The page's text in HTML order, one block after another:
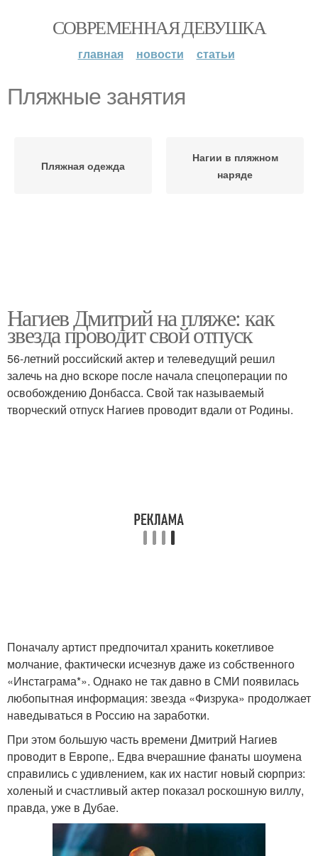
СОВРЕМЕННАЯ ДЕВУШКА
главная новости статьи
Пляжные занятия
Пляжная одежда
Нагии в пляжном
наряде
Нагиев Дмитрий на пляже: как
звезда проводит свой отпуск
56-летний российский актер и телеведущий решил
залечь на дно вскоре после начала спецоперации по
освобождению Донбасса. Свой так называемый
творческий отпуск Нагиев проводит вдали от Родины.
Поначалу артист предпочитал хранить кокетливое
молчание, фактически исчезнув даже из собственного
«Инстаграма*». Однако не так давно в СМИ появилась
любопытная информация: звезда «Физрука» продолжает
наведываться в Россию на заработки.
При этом большую часть времени Дмитрий Нагиев
проводит в Европе,. Едва вчерашние фанаты шоумена
справились с удивлением, как их настиг новый сюрприз:
холеный и счастливый актер показал роскошную виллу,
правда, уже в Дубае.